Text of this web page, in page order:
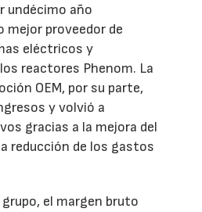
undécimo año
proveedor de
eléctricos y
reactores Phenom. La
OEM, por su parte,
y volvió a
gracias a la mejora del
reducción de los gastos
el margen bruto